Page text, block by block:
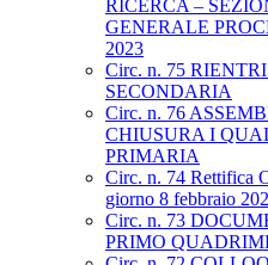
RICERCA –
GENERALE
2023
Circ. n. 75
SECONDARIA
Circ. n. 76
CHIUSURA I
PRIMARIA
Circ. n. 74 Rettifica
giorno 8 febbraio
Circ. n. 73
PRIMO